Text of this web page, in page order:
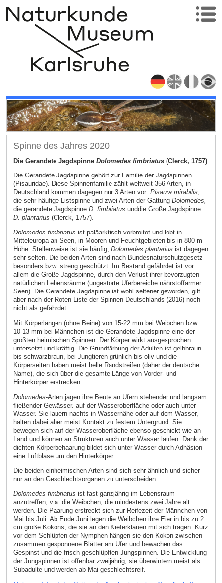
Spinne des Jahres 2020
Die Gerandete Jagdspinne Dolomedes fimbriatus(Clerck, 1757)
Die Gerandete Jagdspinne gehört zur Familie der Jagdspinnen
(Pisauridae). Diese Spinnenfamilie zählt weltweit 356 Arten, in
Deutschland kommen dagegen nur 3 Arten vor: Pisaura mirabilis,
die sehr häufige Listspinne und zwei Arten der Gattung Dolomedes,
die gerandete Jagdspinne D. fimbriatus unddie Große Jagdspinne
D. plantarius (Clerck, 1757).
Dolomedes fimbriatus ist paläarktisch verbreitet und lebt in
Mitteleuropa an Seen, in Mooren und Feuchtgebieten bis in 800 m
Höhe. Stellenweise ist sie häufig, Dolomedes plantarius ist dagegen
sehr selten. Die beiden Arten sind nach Bundesnaturschutzgesetz
besonders bzw. streng geschützt. Im Bestand gefährdet ist vor
allem die Große Jagdspinne, durch den Verlust ihrer bevorzugten
natürlichen Lebensräume (ungestörte Uferbereiche nährstoffarmer
Seen). Die Gerandete Jagdspinne ist wohl seltener geworden, gilt
aber nach der Roten Liste der Spinnen Deutschlands (2016) noch
nicht als gefährdet.
Mit Körperlängen (ohne Beine) von 15-22 mm bei Weibchen bzw.
10-13 mm bei Männchen ist die Gerandete Jagdspinne eine der
größten heimischen Spinnen. Der Körper wirkt ausgesprochen
untersetzt und kräftig. Die Grundfärbung der Adulten ist gelbbraun
bis schwarzbraun, bei Jungtieren grünlich bis oliv und die
Körperseiten haben meist helle Randstreifen (daher der deutsche
Name), die sich über die gesamte Länge von Vorder- und
Hinterkörper erstrecken.
Dolomedes-Arten jagen ihre Beute an Ufern stehender und langsam
fließender Gewässer, auf der Wasseroberfläche oder auch unter
Wasser. Sie lauern nachts in Wassernähe oder auf dem Wasser,
halten dabei aber meist Kontakt zu festem Untergrund. Sie
bewegen sich auf der Wasseroberfläche ebenso geschickt wie an
Land und können an Strukturen auch unter Wasser laufen. Dank der
dichten Körperbehaarung bildet sich unter Wasser durch Adhäsion
eine Luftblase um den Hinterkörper.
Die beiden einheimischen Arten sind sich sehr ähnlich und sicher
nur an den Geschlechtsorganen zu unterscheiden.
Dolomedes fimbriatus ist fast ganzjährig im Lebensraum
anzutreffen, v.a. die Weibchen, die mindestens zwei Jahre alt
werden. Die Paarung erstreckt sich zur Reifezeit der Männchen von
Mai bis Juli. Ab Ende Juni legen die Weibchen ihre Eier in bis zu 2
cm große Kokons, die sie an den Kieferklauen mit sich tragen. Kurz
vor dem Schlüpfen der Nymphen hängen sie den Kokon zwischen
zusammen gesponnene Blätter am Ufer und bewachen das
Gespinst und die frisch geschlüpften Jungspinnen. Die Entwicklung
der Jungspinnen ist offenbar zweijährig, sie überwintern meist als
Subadulte und werden ab Mai geschlechtsreif.